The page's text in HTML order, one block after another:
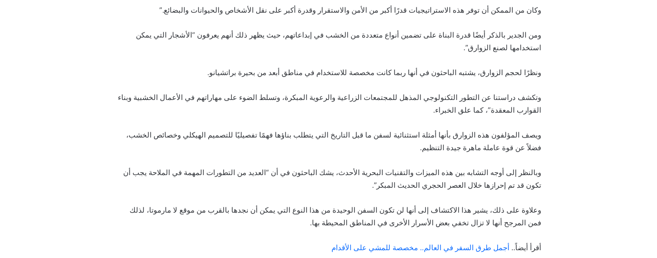
وكان من الممكن أن توفر هذه الاستراتيجيات قدرًا أكبر من الأمن والاستقرار وقدرة أكبر على نقل الأشخاص والحيوانات والبضائع.”
ومن الجدير بالذكر أيضًا قدرة البناة على تضمين أنواع متعددة من الخشب في إبداعاتهم، حيث يظهر ذلك أنهم يعرفون “الأشجار التي يمكن
استخدامها لصنع الزوارق”.
ونظرًا لحجم الزوارق، يشتبه الباحثون في أنها ربما كانت مخصصة للاستخدام في مناطق أبعد من بحيرة براتشيانو.
وتكشف دراستنا عن التطور التكنولوجي المذهل للمجتمعات الزراعية والرعوية المبكرة، وتسلط الضوء على مهاراتهم في الأعمال الخشبية وبناء
القوارب المعقدة”، كما علق الخبراء.
ويصف المؤلفون هذه الزوارق بأنها أمثلة استثنائية لسفن ما قبل التاريخ التي يتطلب بناؤها فهمًا تفصيليًا للتصميم الهيكلي وخصائص الخشب،
فضلاً عن قوة عاملة ماهرة جيدة التنظيم.
وبالنظر إلى أوجه التشابه بين هذه الميزات والتقنيات البحرية الأحدث، يشك الباحثون في أن “العديد من التطورات المهمة في الملاحة يجب أن
تكون قد تم إحرازها خلال العصر الحجري الحديث المبكر”.
وعلاوة على ذلك، يشير هذا الاكتشاف إلى أنها لن تكون السفن الوحيدة من هذا النوع التي يمكن أن نجدها بالقرب من موقع لا مارموتا، لذلك
فمن المرجح أنها لا تزال تخفي بعض الأسرار الأخرى في المناطق المحيطة بها.
أقرأ أيضاً.. أجمل طرق السفر في العالم.. مخصصة للمشي على الأقدام